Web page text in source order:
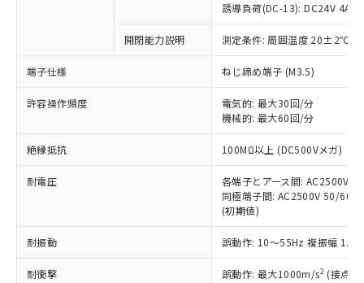
誘導負荷(DC-13): DC24V 4A/
開閉能力説明 測定条件: 周囲温度 20±2℃、
端子仕様 ねじ締め端子 (M3.5)
許容操作頻度
電気的: 最大30回/分
機械的: 最大60回/分
絶縁抵抗 100MΩ以上 (DC500Vメガ)
耐電圧
各端子とアース間: AC2500V
同極端子間: AC2500V 50/
(初期値)
耐振動 誤動作: 10～55Hz 複振幅
耐衝撃 誤動作: 最大1000m/s2 (接点
以下の条件をお読みいただき、同意のうえ
本サービスは、当社制御機器事業取扱
商品の当社在庫状況および標準価格
(税抜)を提供させていただくもので
当社制御機器事業取扱商品の中には、
本サービスの対象外となる商品もある
ことをご了承ください。
在庫状況および標準価格照会結果は、
記載している更新日時点での社内デー
タに基づき作成されるものであり、閲
覧された時点での実際の在庫および標
準価格とは異なる場合があることをご
対応予定なし：EU RoHS指令（10物質）の
非含有に非対応の商品で、対応品を出す予
調査・確認中：EU RoHS指令（10物質）の
非含有の対応状況を調査中または確認中の
商品です。
害物質有無と関係のない商品です。
仕入先様の事情により、非含有部品として
いたものが、含有品と判明した場合などや
むを得ず変更することがあります。
鉛(Pb) 1000ppm以下、 水銀(Hg) 1000ppm以下、 カド
六価クロム(Cr(Ⅵ)) 1000ppm以下、ポリ臭化ビフェニル
類(PBB) 1000ppm以下、ポリ臭化ジフェニルエーテル類
「○」：最大均質材料含有率が中国RoHSの
基準値以下であることを示します。
「×」：最大均質材料含有率が中国RoHSの
基準値を超えていることを示します。
「－」：未確認です。当社販売部門へお問
*中国RoHS10物質の基準値 (GB/T26572)：
Pb(鉛) :1000ppm、 Hg(水銀) : 1000ppm、 Cd(カドミウ
当社は、これら貴社製品のうち、外国
為替および外国貿易法に定める商品
（以下｢規制貨物等」という）を輸出
または国外への提供する場合は、日本
国政府の輸出許可(または役務取引許
可)を取得するなどの必要な手続きを